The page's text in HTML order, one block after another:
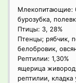
Млекопитающие:
бурозубка,
Птицы: 3, 28%
Птенцы; рябчик,
белобровик,
Рептилии: 1,30%
ящерица
рептилии, кладка